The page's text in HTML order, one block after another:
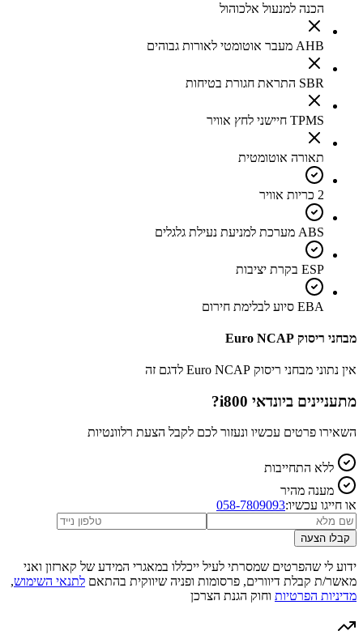
הכנה למנעול אלכוהול
AHB מעבר אוטומטי לאורות גבוהים
SBR התראת חגורת בטיחות
TPMS חיישני לחץ אוויר
תאורה אוטומטית
2 כריות אוויר
ABS מערכת למניעת נעילת גלגלים
ESP בקרת יציבות
EBA סיוע לבלימת חירום
מבחני ריסוק Euro NCAP
אין נתוני מבחני ריסוק Euro NCAP לדגם זה
מתעניינים ביונדאי i800 ?
השאירו פרטים עכשיו ונעזור לכם לקבל הצעת רלוונטיות
ללא התחייבות
מענה מהיר
או חייגו עכשיו:058-7809093
קבלו הצעה
ידוע לי שהפרטים שמסרתי לעיל ייכללו במאגרי המידע של קארזון ואני
מאשר/ת קבלת דיוורים, פרסומות ופניה שיווקית בהתאם לתנאי השימוש,
מדיניות הפרטיות וחוק הגנת הצרכן